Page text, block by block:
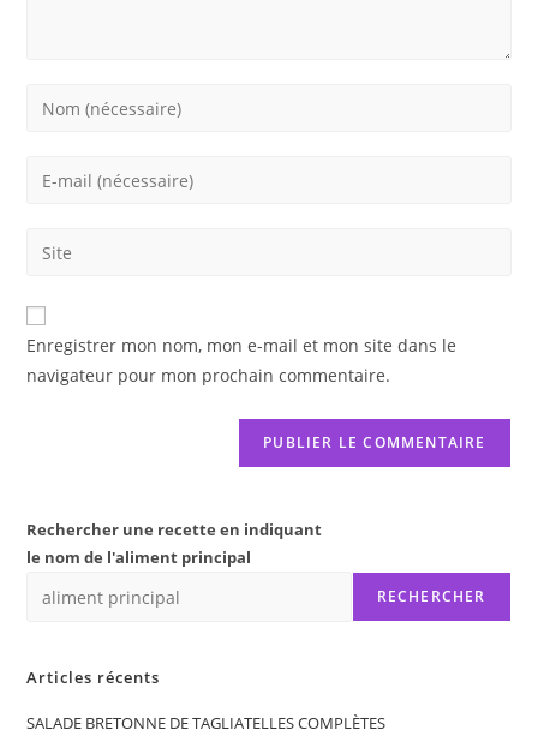
Enter
Enter
address
comment
Saisir
de
votre
(facultatif)
Enregistrer mon nom, mon e-mail et mon site dans le
navigateur pour mon prochain commentaire.
Rechercher une recette en indiquant
le nom de l'aliment principal
RECHERCHER
Articles récents
SALADE BRETONNE DE TAGLIATELLES COMPLÈTES